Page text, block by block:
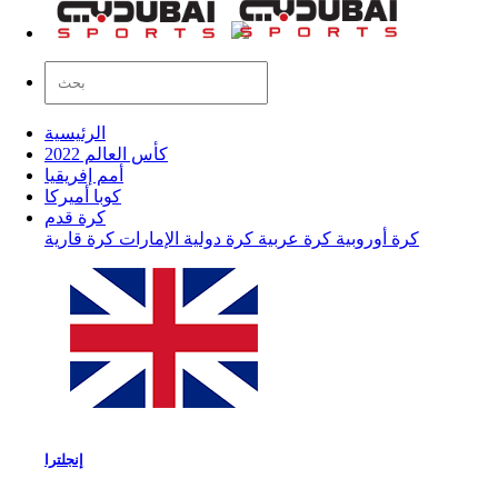
الرئيسية
كأس العالم 2022
أمم إفريقيا
كوبا أميركا
كرة قدم
كرة أوروبية كرة عربية كرة دولية الإمارات كرة قارية
إنجلترا